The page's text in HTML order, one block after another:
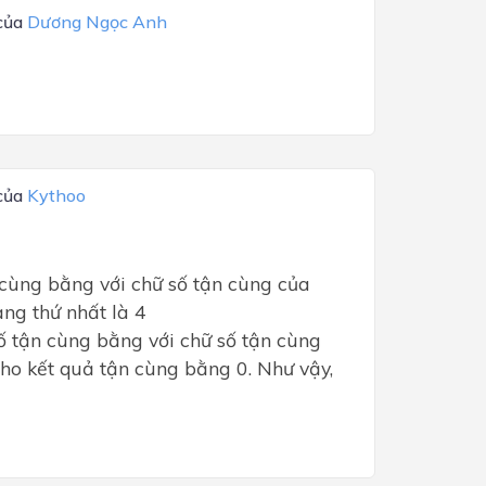
Dương Ngọc Anh
Kythoo
bằng với chữ số tận cùng của
thứ nhất là 4
tận cùng bằng với chữ số tận cùng
kết quả tận cùng bằng 0. Như vậy,